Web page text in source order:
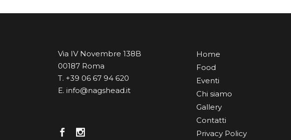
Via IV Novembre 138B
00187 Roma
T. +39 06 67 94 620
E. info@nagshead.it
Home
Food
Eventi
Chi siamo
Gallery
Contatti
Privacy Policy